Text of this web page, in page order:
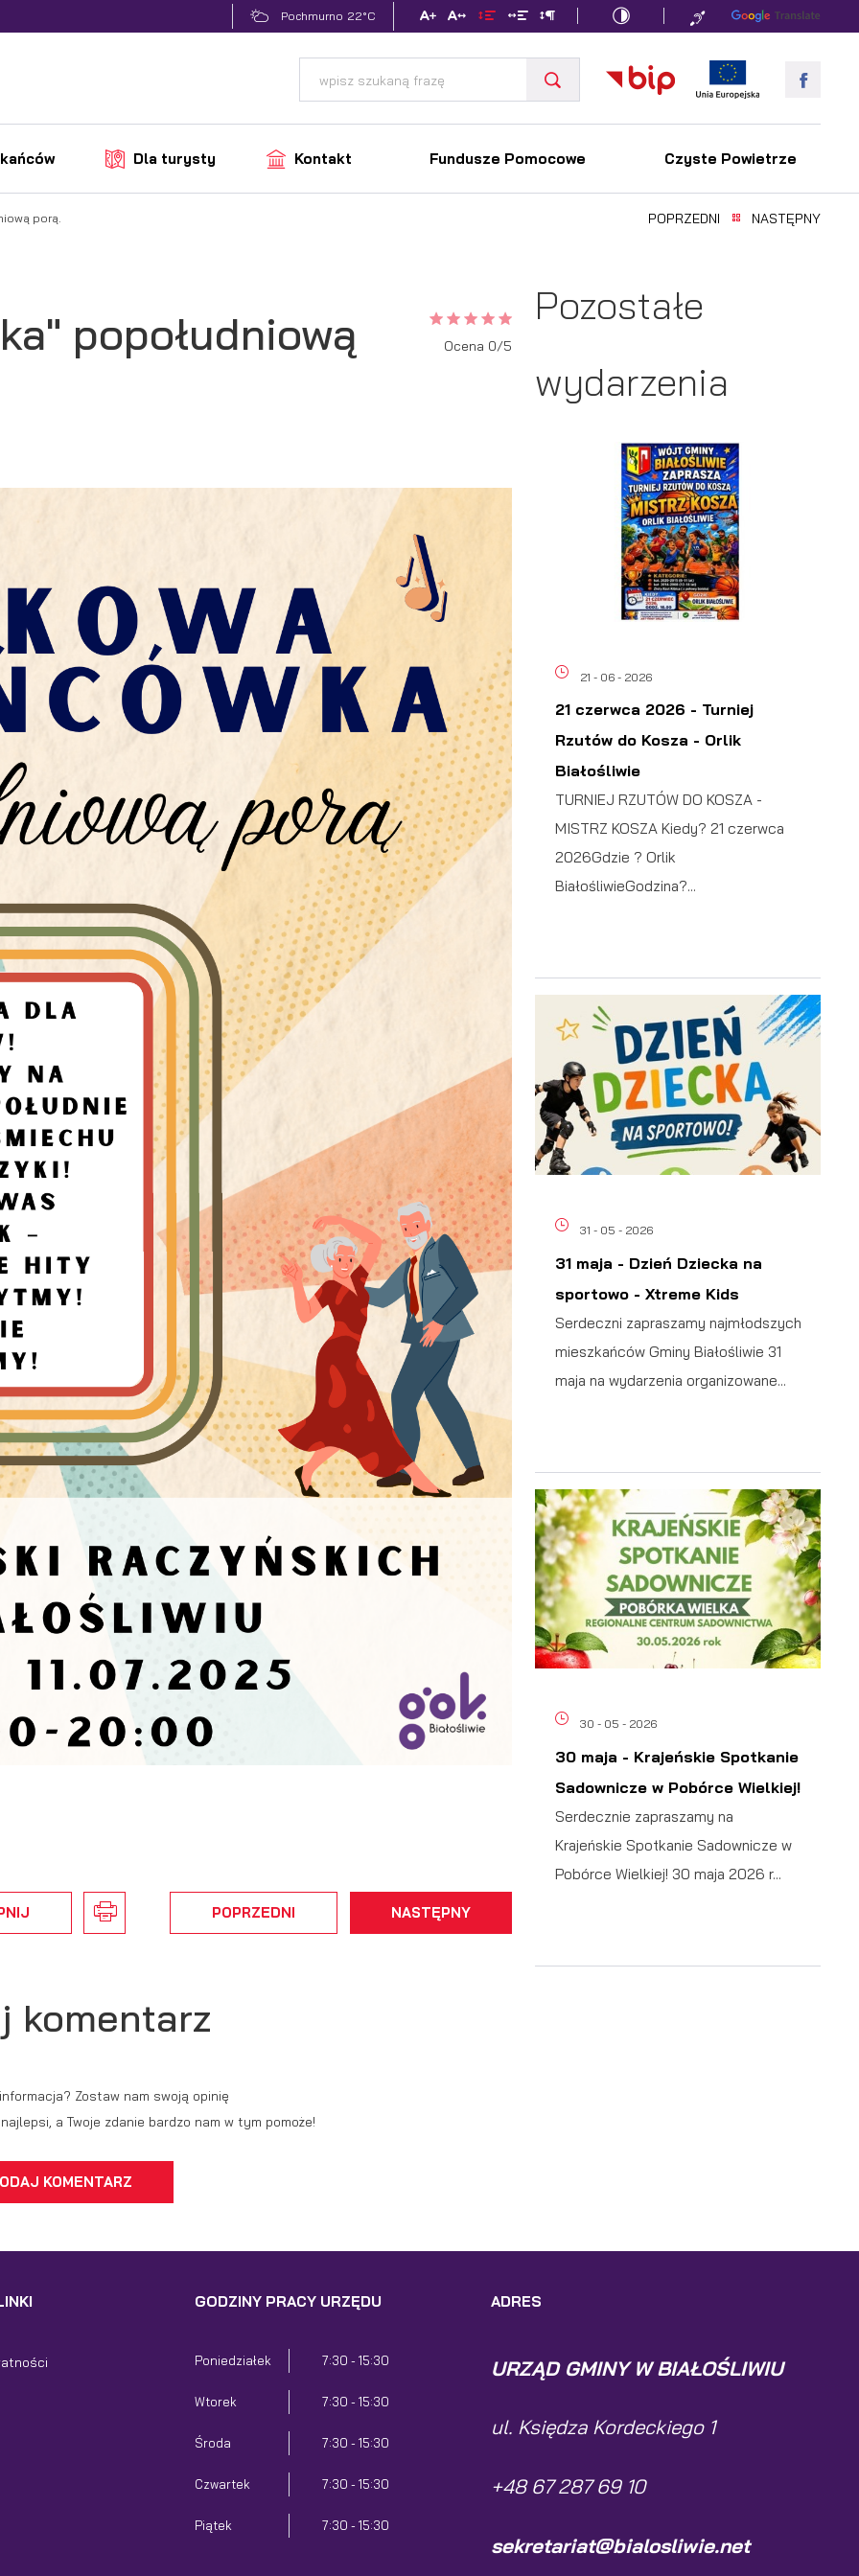
Pochmurno 22°C
Dla turysty Kontakt Fundusze Pomocowe Czyste Powietrze
porą. POPRZEDNI NASTĘPNY
popołudniową Ocena 0/5
POPRZEDNI NASTĘPNY
komentarz
Zostaw nam swoją opinię
a Twoje zdanie bardzo nam w tym pomoże!
KOMENTARZ
Pozostałe
wydarzenia
21 - 06 - 2026
21 czerwca 2026 - Turniej
Rzutów do Kosza - Orlik
Białośliwie
TURNIEJ RZUTÓW DO KOSZA -
MISTRZ KOSZA Kiedy? 21 czerwca
2026Gdzie ? Orlik
BiałośliwieGodzina?...
31 - 05 - 2026
31 maja - Dzień Dziecka na
sportowo - Xtreme Kids
Serdeczni zapraszamy najmłodszych
mieszkańców Gminy Białośliwie 31
maja na wydarzenia organizowane...
30 - 05 - 2026
30 maja - Krajeńskie Spotkanie
Sadownicze w Pobórce Wielkiej!
Serdecznie zapraszamy na
Krajeńskie Spotkanie Sadownicze w
Pobórce Wielkiej! 30 maja 2026 r...
GODZINY PRACY URZĘDU
Poniedziałek 7:30 - 15:30
Wtorek 7:30 - 15:30
Środa 7:30 - 15:30
Czwartek 7:30 - 15:30
Piątek 7:30 - 15:30
ADRES
URZĄD GMINY W BIAŁOŚLIWIU
ul. Księdza Kordeckiego 1
+48 67 287 69 10
sekretariat@bialosliwie.net
Twoją prywatność. Możesz zmienić ustawienia cookies lub zaakceptować
W dowolnym momencie możesz dokonać zmiany swoich ustawień.
pliki cookies służą do prawidłowego funkcjonowania strony internetowej i
Ci komfortowe korzystanie z oferowanych przez nas usług.
cookies odpowiadają na podejmowane przez Ciebie działania w celu m.in.
Twoich ustawień preferencji prywatności, logowania czy wypełniania
i personalizacyjne
typu pliki cookies umożliwiają stronie internetowej zapamiętanie
przez Ciebie ustawień oraz personalizację określonych
czy prezentowanych treści.
naszej strony poprzez dopasowanie jej do Twoich indywidualnych
Wyrażenie zgody na funkcjonalne i personalizacyjne pliki cookies
pliki cookies pomagają nam rozwijać się i dostosowywać do Twoich
gwarantuje dostępność wszystkich funkcjonalności.
reklamowym plikom cookies prezentujemy Ci najciekawsze informacje i
na stronach naszych partnerów.
trzecich lub firm będących naszymi partnerami oraz innych dostawców
Firmy te działają w charakterze pośredników prezentujących nasze treści w
ZAPISZ WYBRANE
ZEZWÓL NA WSZYSTKIE